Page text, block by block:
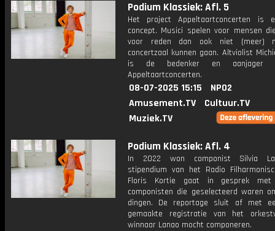
Podium Klassiek: Afl. 5
Het project Appeltaartconcerten is
concept. Musici spelen voor mensen
voor reden dan ook niet (meer)
concertzaal kunnen gaan. Altviolist
is de bedenker en aanjager
Appeltaartconcerten.
08-07-2025 15:15
NPO2
Amusement.TV
Cultuur.TV
Muziek.TV
Podium Klassiek: Afl. 4
In 2022 won componist Silvia
stipendium van het Radio
Floris Kortie gaat in gesprek
componisten die geselecteerd waren
dingen. De reportage sluit af met
gemaakte registratie van het
winnaar Lanao mocht componeren.